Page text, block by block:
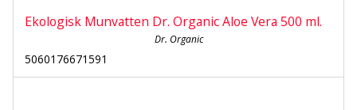
Ekologisk Munvatten Dr. Organic Aloe Vera 500 ml.
Dr. Organic
5060176671591